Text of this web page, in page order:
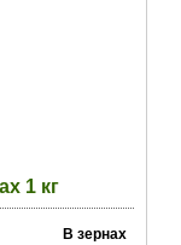
1 кг
В зернах